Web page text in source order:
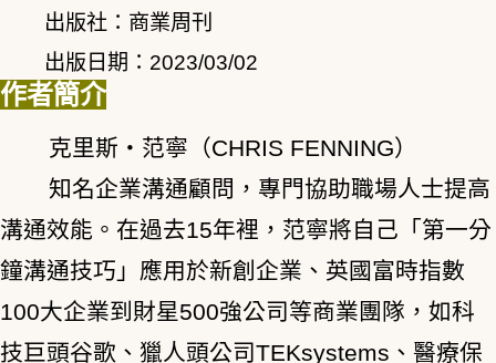
出版社：商業周刊
出版日期：2023/03/02
作者簡介
克里斯・范寧（CHRIS FENNING）
知名企業溝通顧問，專門協助職場人士提高
溝通效能。在過去15年裡，范寧將自己「第一分
鐘溝通技巧」應用於新創企業、英國富時指數
100大企業到財星500強公司等商業團隊，如科
技巨頭谷歌、獵人頭公司TEKsystems、醫療保